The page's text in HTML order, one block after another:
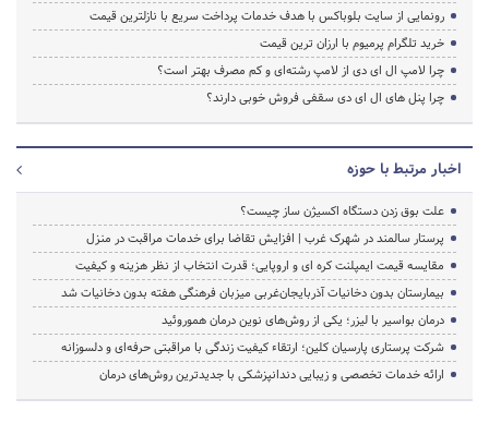
رونمایی از سایت بلوباکس با هدف خدمات پرداخت سریع با نازلترین قیمت
خرید تلگرام پرمیوم با ارزان ترین قیمت
چرا لامپ ال ای دی از لامپ رشته‌ای و کم مصرف بهتر است؟
چرا پنل های ال ای دی سقفی فروش خوبی دارند؟
اخبار مرتبط با حوزه
علت بوق زدن دستگاه اکسیژن ساز چیست؟
پرستار سالمند در شهرک غرب | افزایش تقاضا برای خدمات مراقبت در منزل
مقایسه قیمت ایمپلنت کره ای و اروپایی؛ قدرت انتخاب از نظر هزینه و کیفیت
بیمارستان بدون دخانیات آذربایجان‌غربی میزبان فرهنگی هفته بدون دخانیات شد
درمان بواسیر با لیزر؛ یکی از روش‌های نوین درمان هموروئید
شرکت پرستاری پارسیان کلین؛ ارتقاء کیفیت زندگی با مراقبتی حرفه‌ای و دلسوزانه
ارائه خدمات تخصصی و زیبایی دندانپزشکی با جدیدترین روش‌های درمان